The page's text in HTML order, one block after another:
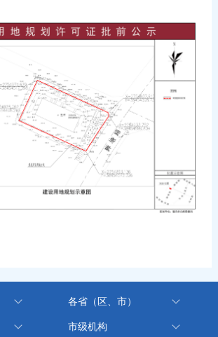
各省（区、市）
市级机构